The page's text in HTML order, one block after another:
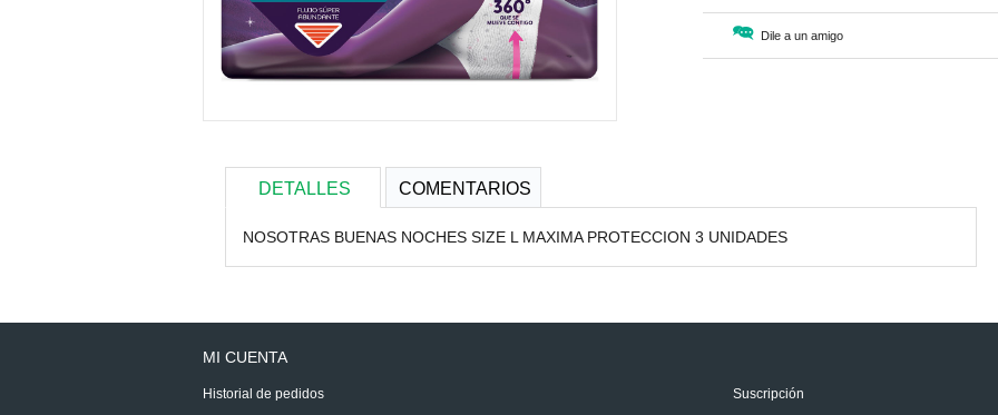
Dile a un amigo
DETALLES COMENTARIOS
NOSOTRAS BUENAS NOCHES SIZE L MAXIMA PROTECCION 3 UNIDADES
MI CUENTA
Historial de pedidos Suscripción